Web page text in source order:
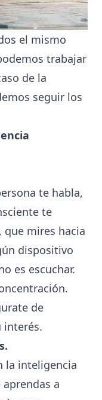
el mismo
trabajar
de la
seguir los
te habla,
te
que mires hacia
dispositivo
es escuchar.
de
interés.
la inteligencia
a